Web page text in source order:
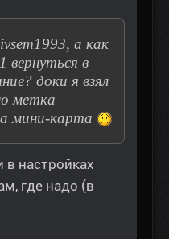
а как
вернуться в
доки я взял
метка
мини-карта
в настройках
где надо (в